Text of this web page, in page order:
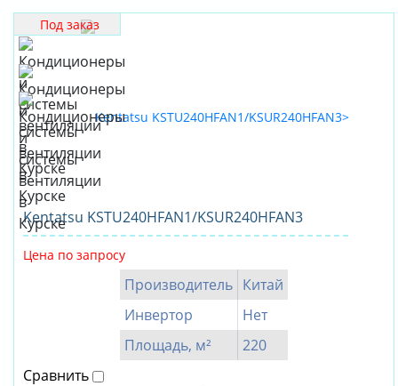
Под заказ
Kentatsu KSTU240HFAN1/KSUR240HFAN3
Цена по запросу
Производитель Китай
Инвертор
Нет
Площадь, м²
220
Сравнить